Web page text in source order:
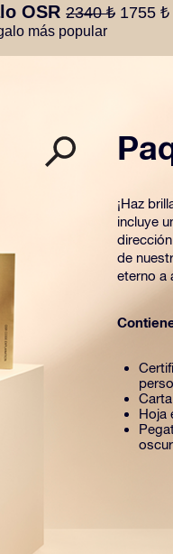
OSR 2340 ₺ 1755 ₺
más popular
¡Haz
incluye
de
eterno a
Hoja